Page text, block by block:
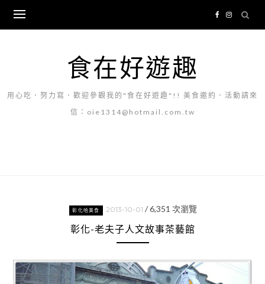
content
食在好遊趣
用心吃．努力寫．歡迎參觀我的"食在好遊趣"!! 美食邀約．活動請來
信：oie1314@hotmail.com.tw
彰化哈美食 2013-10-01 /6,351 次瀏覽
彰化-老夫子人文故事茶藝館